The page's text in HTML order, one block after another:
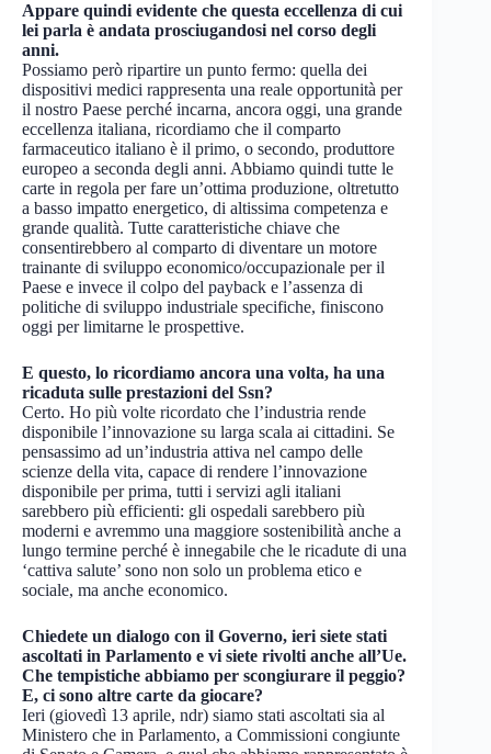
Appare quindi evidente che questa eccellenza di cui
lei parla è andata prosciugandosi nel corso degli
anni.
Possiamo però ripartire un punto fermo: quella dei
dispositivi medici rappresenta una reale opportunità per
il nostro Paese perché incarna, ancora oggi, una grande
eccellenza italiana, ricordiamo che il comparto
farmaceutico italiano è il primo, o secondo, produttore
europeo a seconda degli anni. Abbiamo quindi tutte le
carte in regola per fare un’ottima produzione, oltretutto
a basso impatto energetico, di altissima competenza e
grande qualità. Tutte caratteristiche chiave che
consentirebbero al comparto di diventare un motore
trainante di sviluppo economico/occupazionale per il
Paese e invece il colpo del payback e l’assenza di
politiche di sviluppo industriale specifiche, finiscono
oggi per limitarne le prospettive.
E questo, lo ricordiamo ancora una volta, ha una
ricaduta sulle prestazioni del Ssn?
Certo. Ho più volte ricordato che l’industria rende
disponibile l’innovazione su larga scala ai cittadini. Se
pensassimo ad un’industria attiva nel campo delle
scienze della vita, capace di rendere l’innovazione
disponibile per prima, tutti i servizi agli italiani
sarebbero più efficienti: gli ospedali sarebbero più
moderni e avremmo una maggiore sostenibilità anche a
lungo termine perché è innegabile che le ricadute di una
‘cattiva salute’ sono non solo un problema etico e
sociale, ma anche economico.
Chiedete un dialogo con il Governo, ieri siete stati
ascoltati in Parlamento e vi siete rivolti anche all’Ue.
Che tempistiche abbiamo per scongiurare il peggio?
E, ci sono altre carte da giocare?
Ieri (giovedì 13 aprile, ndr) siamo stati ascoltati sia al
Ministero che in Parlamento, a Commissioni congiunte